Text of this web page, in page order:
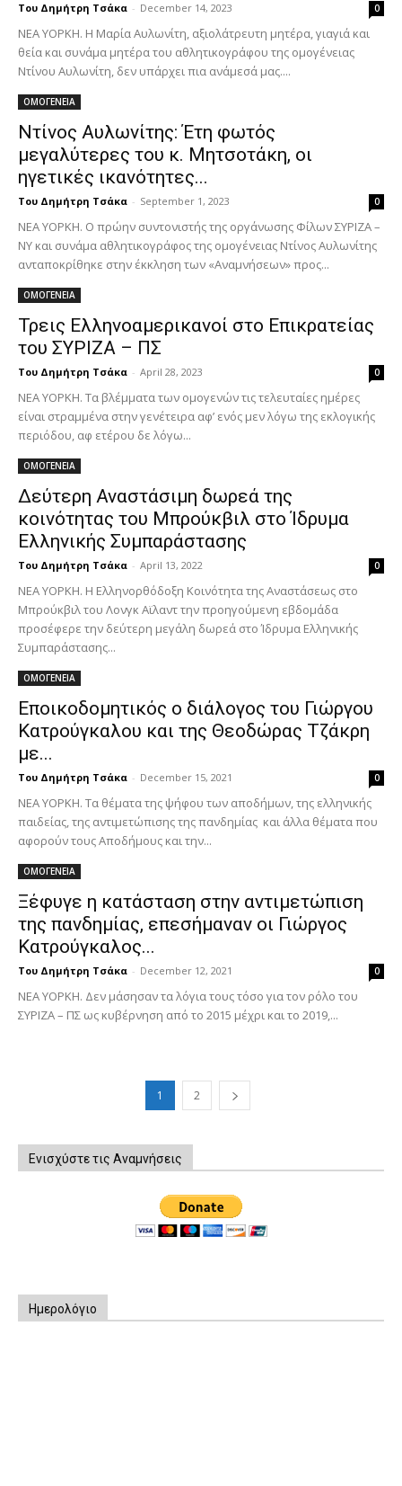
Του Δημήτρη Τσάκα - December 14, 2023 0
ΝΕΑ ΥΟΡΚΗ. Η Μαρία Αυλωνίτη, αξιολάτρευτη μητέρα, γιαγιά και
θεία και συνάμα μητέρα του αθλητικογράφου της ομογένειας
Ντίνου Αυλωνίτη, δεν υπάρχει πια ανάμεσά μας....
ΟΜΟΓΕΝΕΙΑ
Ντίνος Αυλωνίτης: Έτη φωτός
μεγαλύτερες του κ. Μητσοτάκη, οι
ηγετικές ικανότητες...
Του Δημήτρη Τσάκα - September 1, 2023 0
ΝΕΑ ΥΟΡΚΗ. Ο πρώην συντονιστής της οργάνωσης Φίλων ΣΥΡΙΖΑ –
ΝΥ και συνάμα αθλητικογράφος της ομογένειας Ντίνος Αυλωνίτης
ανταποκρίθηκε στην έκκληση των «Αναμνήσεων» προς...
ΟΜΟΓΕΝΕΙΑ
Τρεις Ελληνοαμερικανοί στο Επικρατείας
του ΣΥΡΙΖΑ – ΠΣ
Του Δημήτρη Τσάκα - April 28, 2023 0
ΝΕΑ ΥΟΡΚΗ. Τα βλέμματα των ομογενών τις τελευταίες ημέρες
είναι στραμμένα στην γενέτειρα αφ’ ενός μεν λόγω της εκλογικής
περιόδου, αφ ετέρου δε λόγω...
ΟΜΟΓΕΝΕΙΑ
Δεύτερη Αναστάσιμη δωρεά της
κοινότητας του Μπρούκβιλ στο Ίδρυμα
Ελληνικής Συμπαράστασης
Του Δημήτρη Τσάκα - April 13, 2022 0
ΝΕΑ ΥΟΡΚΗ. Η Ελληνορθόδοξη Κοινότητα της Αναστάσεως στο
Μπρούκβιλ του Λονγκ Αϊλαντ την προηγούμενη εβδομάδα
προσέφερε την δεύτερη μεγάλη δωρεά στο Ίδρυμα Ελληνικής
Συμπαράστασης...
ΟΜΟΓΕΝΕΙΑ
Εποικοδομητικός ο διάλογος του Γιώργου
Κατρούγκαλου και της Θεοδώρας Τζάκρη
με...
Του Δημήτρη Τσάκα - December 15, 2021 0
ΝΕΑ ΥΟΡΚΗ. Τα θέματα της ψήφου των αποδήμων, της ελληνικής
παιδείας, της αντιμετώπισης της πανδημίας και άλλα θέματα που
αφορούν τους Αποδήμους και την...
ΟΜΟΓΕΝΕΙΑ
Ξέφυγε η κατάσταση στην αντιμετώπιση
της πανδημίας, επεσήμαναν οι Γιώργος
Κατρούγκαλος...
Του Δημήτρη Τσάκα - December 12, 2021 0
ΝΕΑ ΥΟΡΚΗ. Δεν μάσησαν τα λόγια τους τόσο για τον ρόλο του
ΣΥΡΙΖΑ – ΠΣ ως κυβέρνηση από το 2015 μέχρι και το 2019,...
1 2
Ενισχύστε τις Αναμνήσεις
Ημερολόγιο